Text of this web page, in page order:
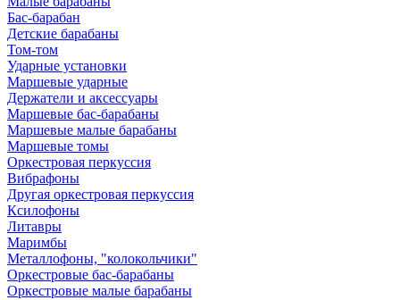
Бас-барабан
Детские барабаны
Том-том
Ударные установки
Маршевые ударные
Держатели и аксессуары
Маршевые бас-барабаны
Маршевые малые барабаны
Маршевые томы
Оркестровая перкуссия
Вибрафоны
Другая оркестровая перкуссия
Ксилофоны
Литавры
Маримбы
Металлофоны, "колокольчики"
Оркестровые бас-барабаны
Оркестровые малые барабаны